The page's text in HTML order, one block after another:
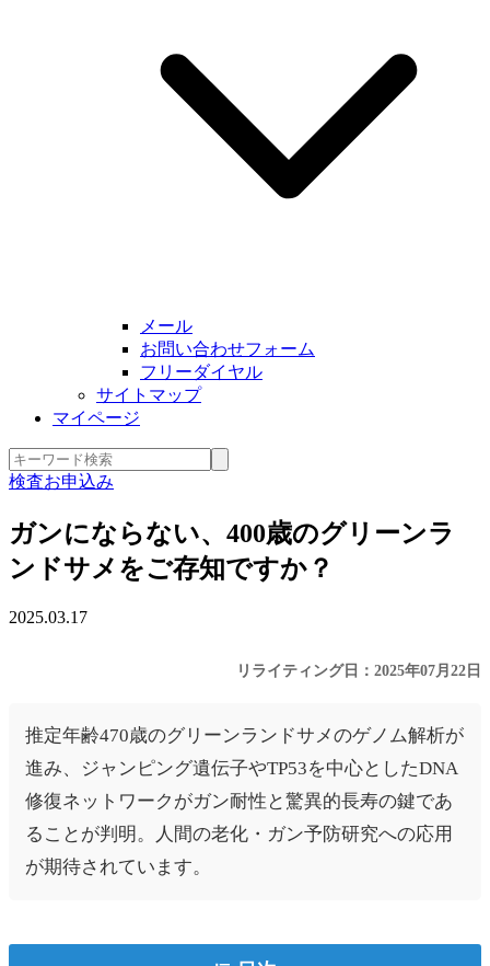
メール
お問い合わせフォーム
フリーダイヤル
サイトマップ
マイページ
検査お申込み
ガンにならない、400歳のグリーンラ
ンドサメをご存知ですか？
2025.03.17
リライティング日：2025年07月22日
推定年齢470歳のグリーンランドサメのゲノム解析が
進み、ジャンピング遺伝子やTP53を中心としたDNA
修復ネットワークがガン耐性と驚異的長寿の鍵であ
ることが判明。人間の老化・ガン予防研究への応用
が期待されています。